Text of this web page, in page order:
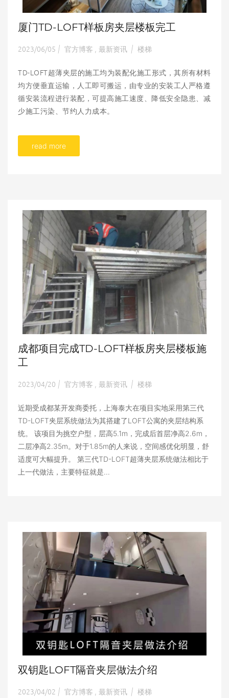
厦门TD-LOFT样板房夹层楼板完工
2023/06/05 | 官方博客 最新资讯 | 楼梯
TD-LOFT超薄夹层的施工均为装配化施工形式，其所有材料
均方便垂直运输，人工即可搬运，由专业的安装工人严格遵
循安装流程进行装配，可提高施工速度、降低安全隐患、减
少施工污染、节约人力成本。
read more
成都项目完成TD-LOFT样板房夹层楼板施
工
2023/04/20 | 官方博客 最新资讯 | 楼梯
近期受成都某开发商委托，上海泰大在项目实地采用第三代
TD-LOFT夹层系统做法为其搭建了LOFT公寓的夹层结构系
统。 该项目为挑空户型，层高5.1m，完成后首层净高2.6m，
二层净高2.35m。对于1.85m的人来说，空间感优化明显，舒
适度可大幅提升。 第三代TD-LOFT超薄夹层系统做法相比于
上一代做法，主要特征就是...
双钥匙LOFT隔音夹层做法介绍
2023/04/02 | 官方博客 最新资讯 | 楼梯